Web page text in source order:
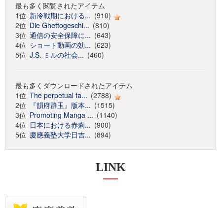
最も多く閲覧されたアイテム
1位 新冷戦期における... (910)
2位 Die Ghettogeschi... (810)
3位 通信の安全保障に... (643)
4位 ショート動画の効... (623)
5位 J.S. ミルの社会... (460)
最も多くダウンロードされたアイテム
1位 The perpetual fa... (2788)
2位
『韻府群玉』版本... (1515)
3位 Promoting Manga ... (1140)
4位 日本における赤痢... (900)
5位 慶應義塾大学日吉... (894)
LINK